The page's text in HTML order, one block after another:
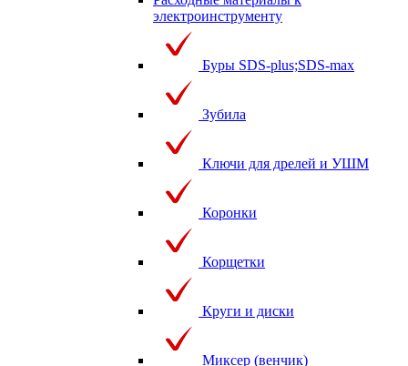
электроинструменту
Буры SDS-plus;SDS-max
Зубила
Ключи для дрелей и УШМ
Коронки
Корщетки
Круги и диски
Миксер (венчик)